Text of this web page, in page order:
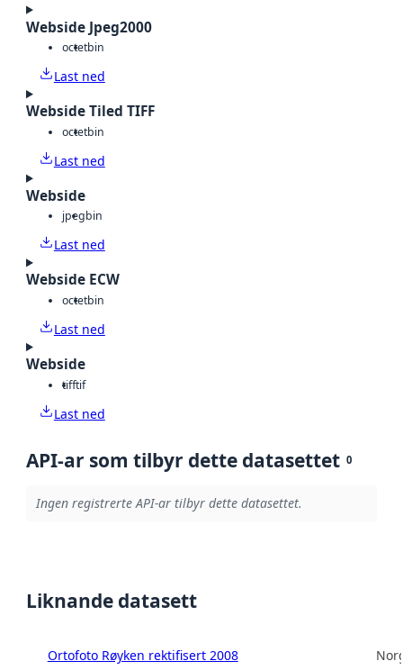
Webside Jpeg2000
octetbin
Last ned
Webside Tiled TIFF
octetbin
Last ned
Webside
jpegbin
Last ned
Webside ECW
octetbin
Last ned
Webside
tifftif
Last ned
API-ar som tilbyr dette datasettet 0
Ingen registrerte API-ar tilbyr dette datasettet.
Liknande datasett
Ortofoto Røyken rektifisert 2008